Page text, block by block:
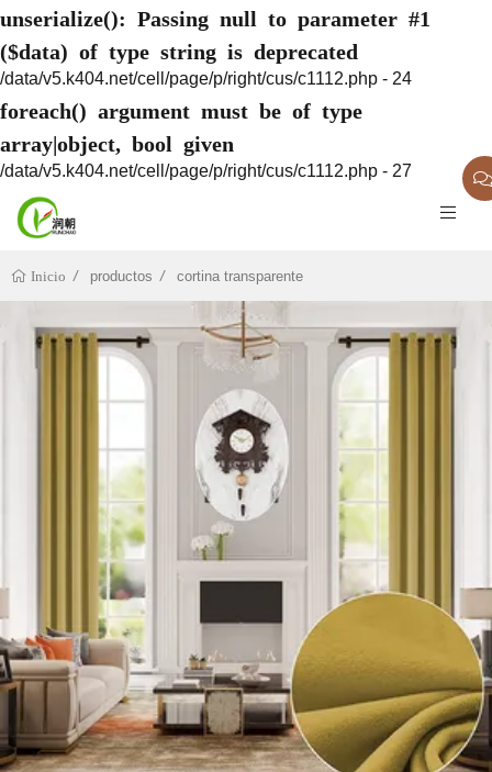
unserialize(): Passing null to parameter #1
($data) of type string is deprecated
/data/v5.k404.net/cell/page/p/right/cus/c1112.php - 24
foreach() argument must be of type
array|object, bool given
/data/v5.k404.net/cell/page/p/right/cus/c1112.php - 27
Inicio productos cortina transparente